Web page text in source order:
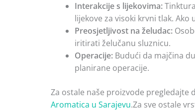
Interakcije s lijekovima:
lijekove za visoki krvni tlak.
Preosjetljivost na želudac:
iritirati želučanu sluznicu.
Operacije: Budući da majčina
planirane operacije.
Za ostale naše proizvode
Aromatica u Sarajevu.Za sve ostale